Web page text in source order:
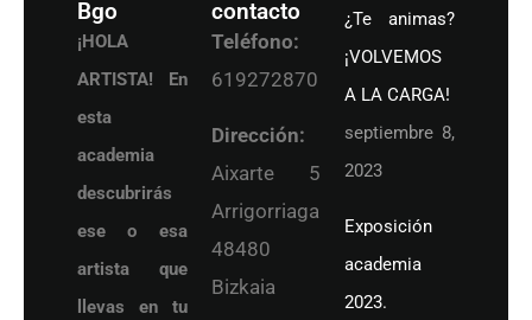
Bgo
¡HOLA
ARTISTA! En
esta
academia
descubrirás
ese o esa
artista que
llevas en tu
contacto
Teléfono:
619272870
Dirección:
Aixarte 5
Arrigorriaga
48480
Bizkaia
¿Te animas?
¡VOLVEMOS
A LA CARGA!
septiembre 8,
2023
Exposición
academia
2023.